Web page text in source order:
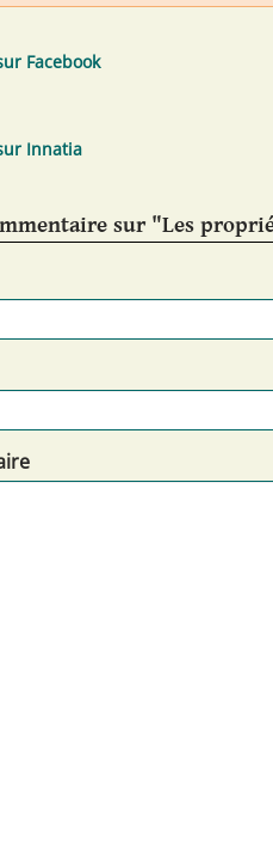
Facebook
Innatia
sur "Les